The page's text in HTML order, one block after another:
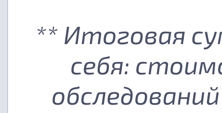
** Итоговая
себя: